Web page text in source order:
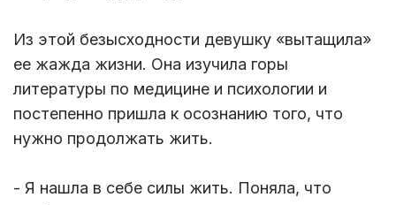
Из этой безысходности девушку «вытащила»
ее жажда жизни. Она изучила горы
литературы по медицине и психологии и
постепенно пришла к осознанию того, что
нужно продолжать жить.
- Я нашла в себе силы жить. Поняла, что